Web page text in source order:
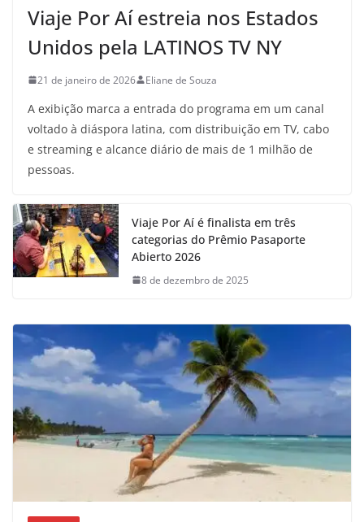
Viaje Por Aí estreia nos Estados
Unidos pela LATINOS TV NY
21 de janeiro de 2026 Eliane de Souza
A exibição marca a entrada do programa em um canal
voltado à diáspora latina, com distribuição em TV, cabo
e streaming e alcance diário de mais de 1 milhão de
pessoas.
Viaje Por Aí é finalista em três
categorias do Prêmio Pasaporte
Abierto 2026
8 de dezembro de 2025